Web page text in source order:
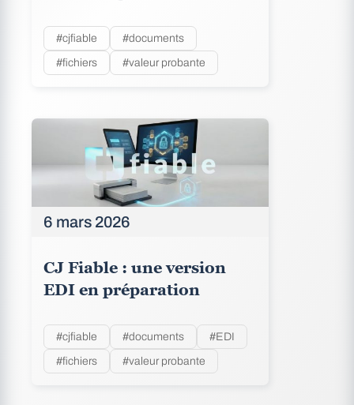
#cjfiable #documents
#fichiers #valeur probante
6 mars 2026
CJ Fiable : une version
EDI en préparation
#cjfiable #documents #EDI
#fichiers #valeur probante